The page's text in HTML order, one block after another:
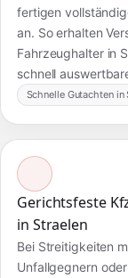
fertigen
an. So erhalten
Fahrzeughalter in
schnell
Schnelle Gutachten in
Gerichtsfeste
in Straelen
Bei Streitigkeiten
Unfallgegnern